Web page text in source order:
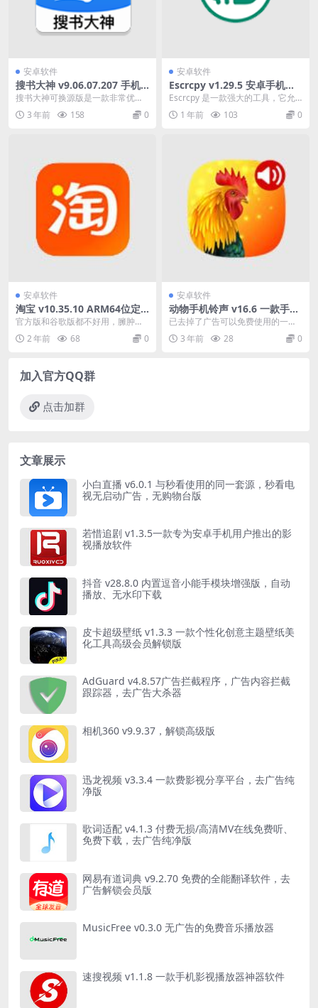
安卓软件
搜书大神 v9.06.07.207 手机
小说阅读软件，去广告清爽版
搜书大神可换源版是一款非常优质
的手机小说阅读软件，软件中有海
量小说资源，各种小说...
3 年前 158 0
安卓软件
Escrcpy v1.29.5 安卓手机投
屏软件中文绿色版
Escrcpy 是一款强大的工具，它允
许用户通过图形化的 Scrcpy 界面来
显...1 年前 103 0
安卓软件
淘宝 v10.35.10 ARM64位定
制，无升级弹窗，纯净版，适
合当养老版
官方版和谷歌版都不好用，臃肿卡
的要命广告弹窗也多，下面我分享
一个我自用的纯净流畅...
2 年前 68 0
安卓软件
动物手机铃声 v16.6 一款手机
动物铃声，去广告免费使用
已去掉了广告可以免费使用的一款
手机动物铃声合集，动物手机铃声a
pp免费版是个非常...
3 年前 28 0
加入官方QQ群
点击加群
文章展示
小白直播 v6.0.1 与秒看使用的同一套源，秒看电
视无启动广告，无购物台版
若惜追剧 v1.3.5一款专为安卓手机用户推出的影
视播放软件
抖音 v28.8.0 内置逗音小能手模块增强版，自动
播放、无水印下载
皮卡超级壁纸 v1.3.3 一款个性化创意主题壁纸美
化工具高级会员解锁版
AdGuard v4.8.57广告拦截程序，广告内容拦截
跟踪器，去广告大杀器
相机360 v9.9.37，解锁高级版
迅龙视频 v3.3.4 一款费影视分享平台，去广告纯
净版
歌词适配 v4.1.3 付费无损/高清MV在线免费听、
免费下载，去广告纯净版
网易有道词典 v9.2.70 免费的全能翻译软件，去
广告解锁会员版
MusicFree v0.3.0 无广告的免费音乐播放器
速搜视频 v1.1.8 一款手机影视播放器神器软件